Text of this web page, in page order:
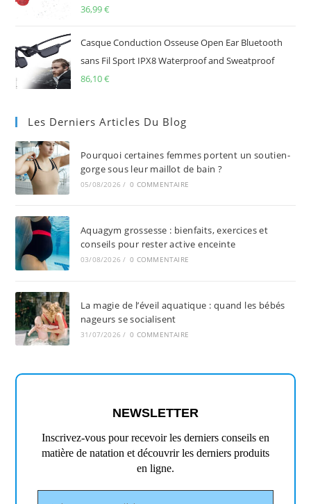
36,99€
Casque Conduction Osseuse Open Ear Bluetooth
sans Fil Sport IPX8 Waterproof and Sweatproof
86,10€
Les Derniers Articles Du Blog
Pourquoi certaines femmes portent un soutien-
gorge sous leur maillot de bain ?
05/08/2026 / 0 COMMENTAIRE
Aquagym grossesse : bienfaits, exercices et
conseils pour rester active enceinte
03/08/2026 / 0 COMMENTAIRE
La magie de l’éveil aquatique : quand les bébés
nageurs se socialisent
31/07/2026 / 0 COMMENTAIRE
NEWSLETTER
Inscrivez-vous pour recevoir les derniers conseils en
matière de natation et découvrir les derniers produits
en ligne.